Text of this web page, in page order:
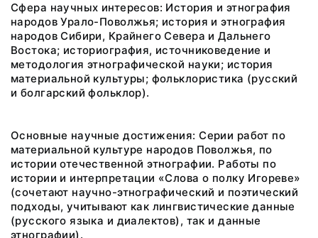
Сфера научных интересов: История и этнография
народов Урало-Поволжья; история и этнография
народов Сибири, Крайнего Севера и Дальнего
Востока; историография, источниковедение и
методология этнографической науки; история
материальной культуры; фольклористика (русский
и болгарский фольклор).
Основные научные достижения: Серии работ по
материальной культуре народов Поволжья, по
истории отечественной этнографии. Работы по
истории и интерпретации «Слова о полку Игореве»
(сочетают научно-этнографический и поэтический
подходы, учитывают как лингвистические данные
(русского языка и диалектов), так и данные
этнографии).